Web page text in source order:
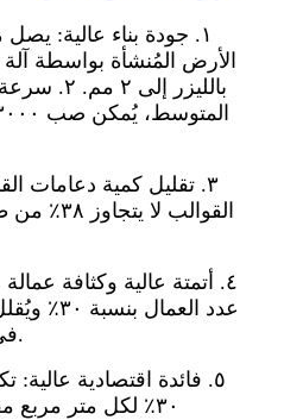
١. جودة بناء عالية:
الأرض المُنشأة بواسطة
بالليزر إلى
٣. تقليل كمية دعامات
القوالب لا
٤. أتمتة عالية وكثافة
عدد العمال
في الوقت نفسه.
٥. فائدة اقتصادية عالية:
٣٠٪ لكل متر مربع